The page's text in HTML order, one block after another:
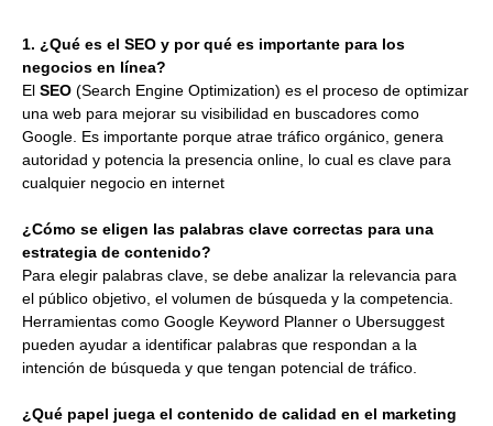
1. ¿Qué es el SEO y por qué es importante para los
negocios en línea?
El SEO (Search Engine Optimization) es el proceso de optimizar
una web para mejorar su visibilidad en buscadores como
Google. Es importante porque atrae tráfico orgánico, genera
autoridad y potencia la presencia online, lo cual es clave para
cualquier negocio en internet
¿Cómo se eligen las palabras clave correctas para una
estrategia de contenido?
Para elegir palabras clave, se debe analizar la relevancia para
el público objetivo, el volumen de búsqueda y la competencia.
Herramientas como Google Keyword Planner o Ubersuggest
pueden ayudar a identificar palabras que respondan a la
intención de búsqueda y que tengan potencial de tráfico.
¿Qué papel juega el contenido de calidad en el marketing